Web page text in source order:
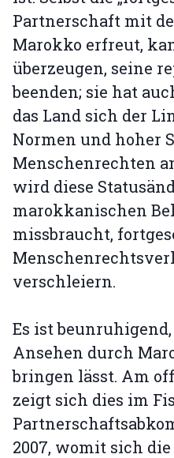
Partnerschaft mit
Marokko erfreut,
überzeugen, seine
beenden; sie hat
das Land sich der
Normen und hoher
Menschenrechten
wird diese
marokkanischen
missbraucht,
verschleiern.
Es ist
Ansehen durch
bringen lässt. Am
zeigt sich dies im
2007, womit sich